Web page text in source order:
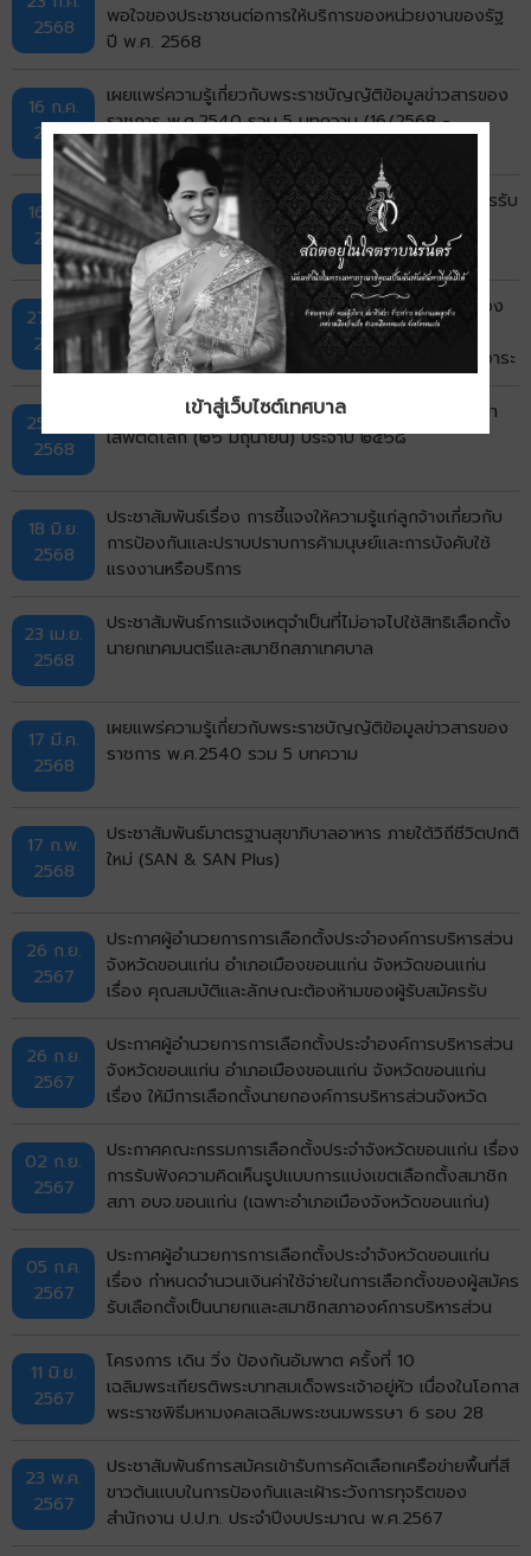
2568
พอใจของประชาชนต่อการให้บริการของหน่วยงานของรัฐ
ปี พ.ศ. 2568
16 ก.ค.
2568
เผยแพร่ความรู้เกี่ยวกับพระราชบัญญัติข้อมูลข่าวสารของ
ราชการ พ.ศ.2540 รวม 5 บทความ (16/2568 -
20/2568)
16 ก.ค.
2568
ประกาศกรมส่งเสริมการปกครองส่วนท้องถิ่น เรื่อง การรับ
ฟังความคิดเห็นต่อ (ร่าง) พรบ.อบจ/พรบ.เทศบาล/
พรบ.สภาตำบลและ อบต./พรบ.กทม./พรบ.เมืองพัทยา
27 มิ.ย.
2568
ประชาสัมพันธ์ ประกาศสำนักนายกรัฐมนตรี เรื่อง รับรอง
รายชื่อกรรมการธรรมาภิบาลจังหวัดขอนแก่น กรณี
กรรมการธรรมาภิบาลจังหวัดพ้นจากตำแหน่งก่อนครบวาระ
25 มิ.ย.
2568
แนวทางการรณรงค์ประชาสัมพันธ์ เนื่องในวันต่อต้านยา
เสพติดโลก (๒๖ มิถุนายน) ประจําปี ๒๕๖๘
18 มิ.ย.
2568
ประชาสัมพันธ์เรื่อง การชี้แจงให้ความรู้แก่ลูกจ้างเกี่ยวกับ
การป้องกันและปราบปราบการค้ามนุษย์และการบังคับใช้
แรงงานหรือบริการ
23 เม.ย.
2568
ประชาสัมพันธ์การแจ้งเหตุจำเป็นที่ไม่อาจไปใช้สิทธิเลือกตั้ง
นายกเทศมนตรีและสมาชิกสภาเทศบาล
17 มี.ค.
2568
เผยแพร่ความรู้เกี่ยวกับพระราชบัญญัติข้อมูลข่าวสารของ
ราชการ พ.ศ.2540 รวม 5 บทความ
17 ก.พ.
2568
ประชาสัมพันธ์มาตรฐานสุขาภิบาลอาหาร ภายใต้วิถีชีวิตปกติ
ใหม่ (SAN & SAN Plus)
26 ก.ย.
2567
ประกาศผู้อำนวยการการเลือกตั้งประจำองค์การบริหารส่วน
จังหวัดขอนแก่น อำเภอเมืองขอนแก่น จังหวัดขอนแก่น
เรื่อง คุณสมบัติและลักษณะต้องห้ามของผู้รับสมัครรับ
26 ก.ย.
2567
ประกาศผู้อำนวยการการเลือกตั้งประจำองค์การบริหารส่วน
จังหวัดขอนแก่น อำเภอเมืองขอนแก่น จังหวัดขอนแก่น
เรื่อง ให้มีการเลือกตั้งนายกองค์การบริหารส่วนจังหวัด
02 ก.ย.
2567
ประกาศคณะกรรมการเลือกตั้งประจำจังหวัดขอนแก่น เรื่อง
การรับฟังความคิดเห็นรูปแบบการแบ่งเขตเลือกตั้งสมาชิก
สภา อบจ.ขอนแก่น (เฉพาะอำเภอเมืองจังหวัดขอนแก่น)
05 ก.ค.
2567
ประกาศผู้อำนวยการการเลือกตั้งประจำจังหวัดขอนแก่น
เรื่อง กำหนดจำนวนเงินค่าใช้จ่ายในการเลือกตั้งของผู้สมัคร
รับเลือกตั้งเป็นนายกและสมาชิกสภาองค์การบริหารส่วน
11 มิ.ย.
2567
โครงการ เดิน วิ่ง ป้องกันอัมพาต ครั้งที่ 10
เฉลิมพระเกียรติพระบาทสมเด็จพระเจ้าอยู่หัว เนื่องในโอกาส
พระราชพิธีมหามงคลเฉลิมพระชนมพรรษา 6 รอบ 28
23 พ.ค.
2567
ประชาสัมพันธ์การสมัครเข้ารับการคัดเลือกเครือข่ายพื้นที่สี
ขาวต้นแบบในการป้องกันและเฝ้าระวังการทุจริตของ
สำนักงาน ป.ป.ท. ประจำปีงบประมาณ พ.ศ.2567
เข้าสู่เว็บไซต์เทศบาล